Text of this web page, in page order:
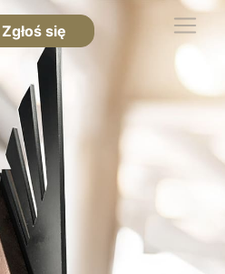
Zgłoś się